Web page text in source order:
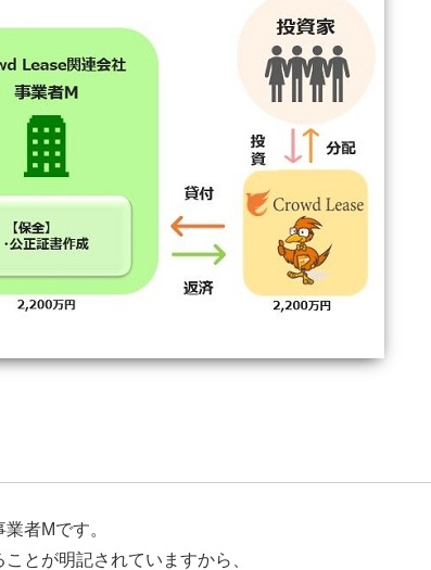
者Mです。
とが明記されていますから、